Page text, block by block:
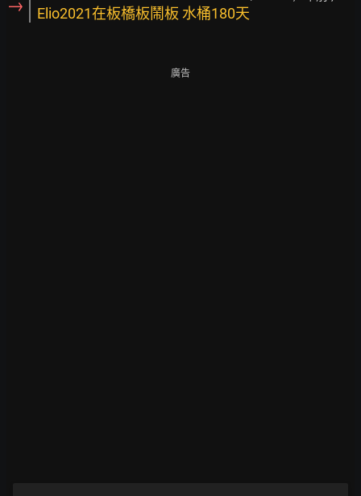
→ Elio2021在板橋板鬧板 水桶180天
廣告